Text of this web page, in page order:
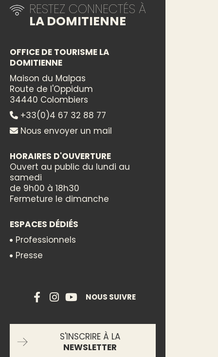
RESTEZ CONNECTÉS À
LA DOMITIENNE
OFFICE DE TOURISME LA
DOMITIENNE
Maison du Malpas
Route de l'Oppidum
34440 Colombiers
+33(0)4 67 32 88 77
Nous envoyer un mail
HORAIRES D'OUVERTURE
Ouvert au public du lundi au
samedi
de 9h00 à 18h30
Fermeture le dimanche
ESPACES DÉDIÉS
Professionnels
Presse
NOUS SUIVRE
S'INSCRIRE À LA
NEWSLETTER